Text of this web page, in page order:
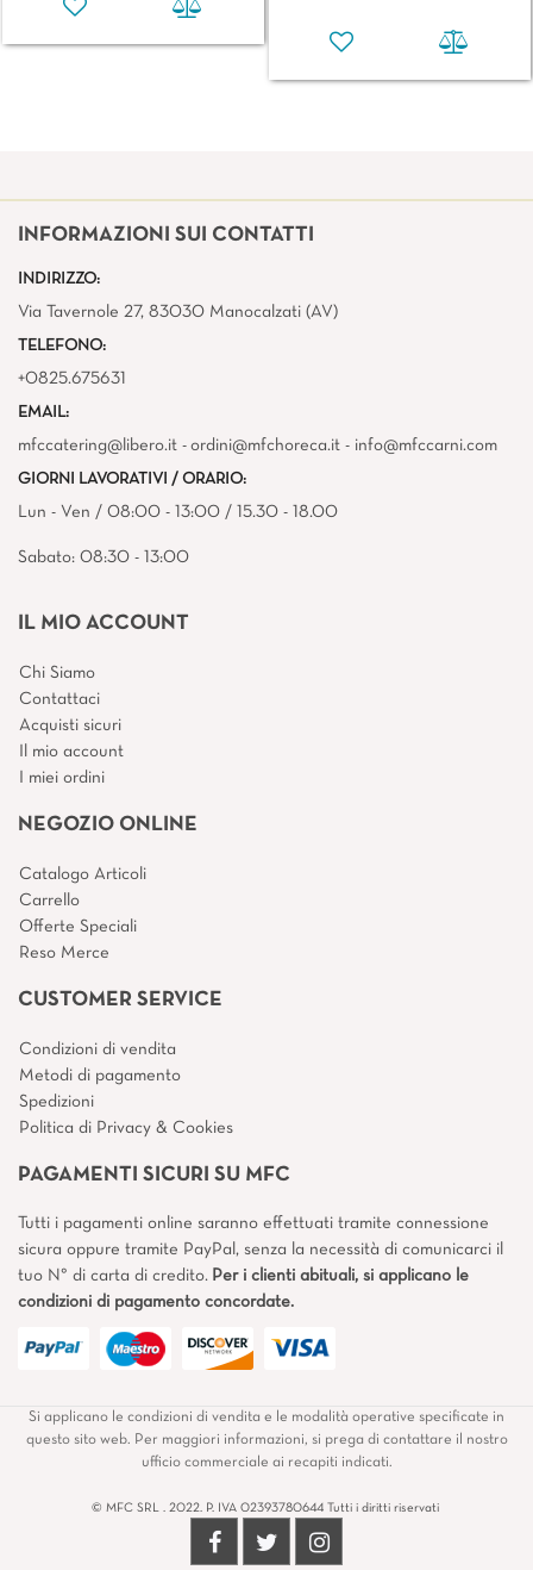
INFORMAZIONI SUI CONTATTI
INDIRIZZO:
Via Tavernole 27, 83030 Manocalzati (AV)
TELEFONO:
+0825.675631
EMAIL:
mfccatering@libero.it - ordini@mfchoreca.it - info@mfccarni.com
GIORNI LAVORATIVI / ORARIO:
Lun - Ven / 08:00 - 13:00 / 15.30 - 18.00
Sabato: 08:30 - 13:00
IL MIO ACCOUNT
Chi Siamo
Contattaci
Acquisti sicuri
Il mio account
I miei ordini
NEGOZIO ONLINE
Catalogo Articoli
Carrello
Offerte Speciali
Reso Merce
CUSTOMER SERVICE
Condizioni di vendita
Metodi di pagamento
Spedizioni
Politica di Privacy & Cookies
PAGAMENTI SICURI SU MFC
Tutti i pagamenti online saranno effettuati tramite connessione
sicura oppure tramite PayPal, senza la necessità di comunicarci il
tuo N° di carta di credito. Per i clienti abituali, si applicano le
condizioni di pagamento concordate.
Si applicano le condizioni di vendita e le modalità operative specificate in
questo sito web. Per maggiori informazioni, si prega di contattare il nostro
ufficio commerciale ai recapiti indicati.
© MFC SRL . 2022. P. IVA 02393780644 Tutti i diritti riservati